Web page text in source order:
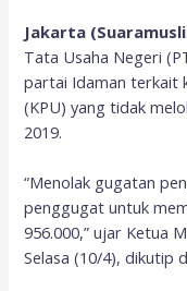
Jakarta
Tata Usaha Negeri
partai Idaman terkait
(KPU) yang tidak
2019.
“Menolak gugatan
penggugat untuk
956.000,” ujar Ketua
Selasa (10/4), dikutip